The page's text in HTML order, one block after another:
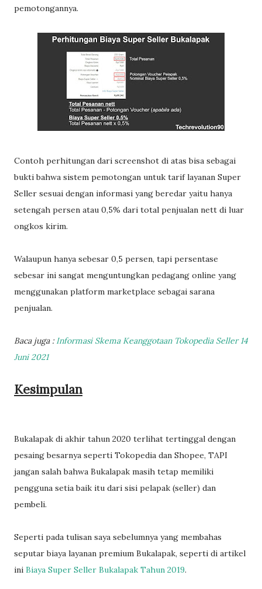
pemotongannya.
Contoh perhitungan dari screenshot di atas bisa sebagai
bukti bahwa sistem pemotongan untuk tarif layanan Super
Seller sesuai dengan informasi yang beredar yaitu hanya
setengah persen atau 0,5% dari total penjualan nett di luar
ongkos kirim.
Walaupun hanya sebesar 0,5 persen, tapi persentase
sebesar ini sangat menguntungkan pedagang online yang
menggunakan platform marketplace sebagai sarana
penjualan.
Baca juga : Informasi Skema Keanggotaan Tokopedia Seller 14
Juni 2021
Kesimpulan
Bukalapak di akhir tahun 2020 terlihat tertinggal dengan
pesaing besarnya seperti Tokopedia dan Shopee, TAPI
jangan salah bahwa Bukalapak masih tetap memiliki
pengguna setia baik itu dari sisi pelapak (seller) dan
pembeli.
Seperti pada tulisan saya sebelumnya yang membahas
seputar biaya layanan premium Bukalapak, seperti di artikel
ini Biaya Super Seller Bukalapak Tahun 2019.